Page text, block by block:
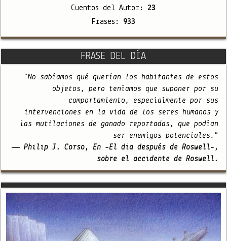
Cuentos del Autor: 23
Frases: 933
FRASE DEL DÍA
"No sabíamos qué querían los habitantes de estos
objetos, pero teníamos que suponer por su
comportamiento, especialmente por sus
intervenciones en la vida de los seres humanos y
las mutilaciones de ganado reportadas, que podían
ser enemigos potenciales."
— Philip J. Corso, En -El día después de Roswell-,
sobre el accidente de Roswell.